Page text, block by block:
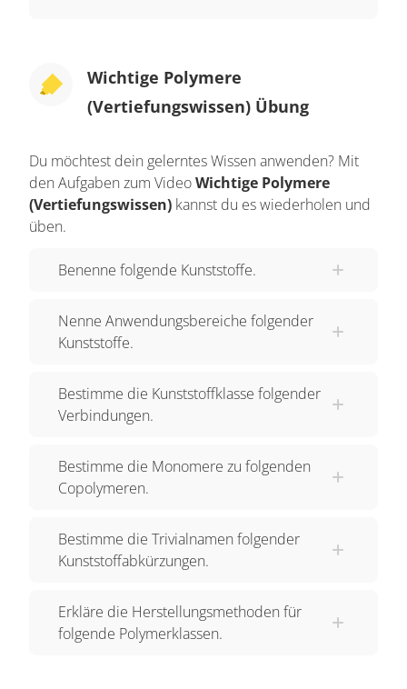
Wichtige Polymere
(Vertiefungswissen) Übung
Du möchtest dein gelerntes Wissen anwenden? Mit
den Aufgaben zum VideoWichtige Polymere
(Vertiefungswissen) kannst du es wiederholen und
üben.
Benenne folgende Kunststoffe.
Nenne Anwendungsbereiche folgender
Kunststoffe.
Bestimme die Kunststoffklasse folgender
Verbindungen.
Bestimme die Monomere zu folgenden
Copolymeren.
Bestimme die Trivialnamen folgender
Kunststoffabkürzungen.
Erkläre die Herstellungsmethoden für
folgende Polymerklassen.